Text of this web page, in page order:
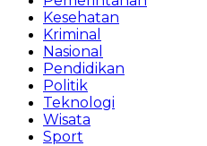
Kesehatan
Kriminal
Nasional
Pendidikan
Politik
Teknologi
Wisata
Sport